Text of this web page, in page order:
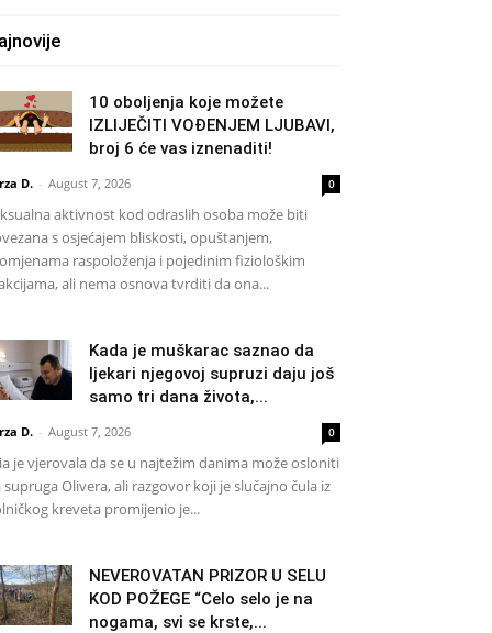
10 oboljenja koje možete
IZLIJEČITI VOĐENJEM LJUBAVI,
broj 6 će vas iznenaditi!
D. - August 7, 2026 0
aktivnost kod odraslih osoba može biti
s osjećajem bliskosti, opuštanjem,
raspoloženja i pojedinim fiziološkim
ali nema osnova tvrditi da ona...
Kada je muškarac saznao da
ljekari njegovoj supruzi daju još
samo tri dana života,...
D. - August 7, 2026 0
je vjerovala da se u najtežim danima može osloniti
supruga Olivera, ali razgovor koji je slučajno čula iz
kreveta promijenio je...
NEVEROVATAN PRIZOR U SELU
KOD POŽEGE “Celo selo je na
nogama, svi se krste,...